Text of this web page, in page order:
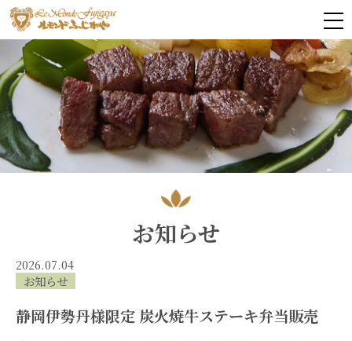
お知らせ
2026.07.04
お知らせ
静岡伊勢丹様限定 炭火焼牛ステーキ弁当販売